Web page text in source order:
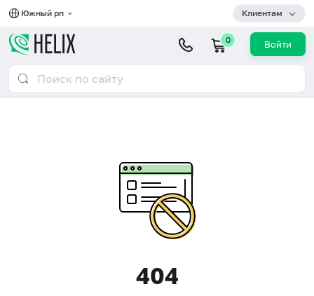
Южный рп Клиентам
0 Войти
404